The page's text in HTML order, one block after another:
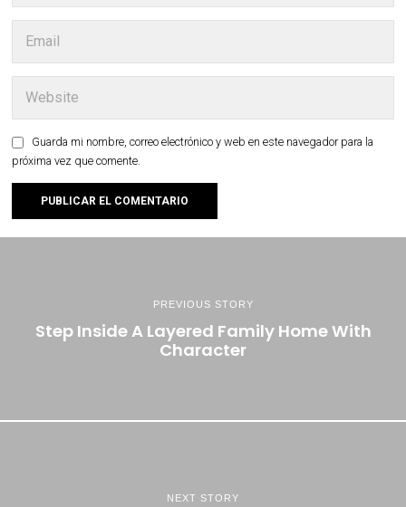
Guarda mi nombre, correo electrónico y web en este navegador para la
próxima vez que comente.
PREVIOUS STORY
Step Inside A Layered Family Home With
Character
NEXT STORY